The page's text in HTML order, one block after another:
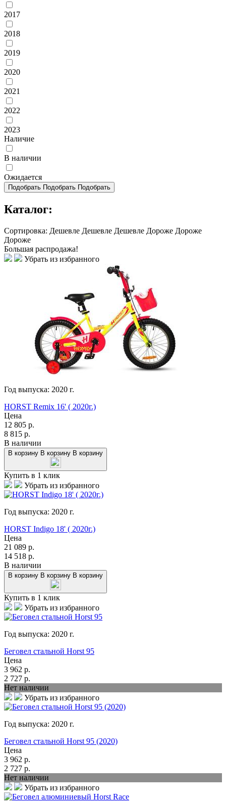
2017
2018
2019
2020
2021
2022
2023
Наличие
В наличии
Ожидается
Подобрать Подобрать Подобрать
Каталог:
Сортировка: Дешевле Дешевле Дешевле Дороже Дороже
Дороже
Большая распродажа!
Убрать из избранного
Год выпуска: 2020 г.
HORST Remix 16' ( 2020г.)
Цена
12 805 р.
8 815 р.
В наличии
В корзину В корзину В корзину
Купить в 1 клик
Убрать из избранного
Год выпуска: 2020 г.
HORST Indigo 18' ( 2020г.)
Цена
21 089 р.
14 518 р.
В наличии
В корзину В корзину В корзину
Купить в 1 клик
Убрать из избранного
Год выпуска: 2020 г.
Беговел стальной Horst 95
Цена
3 962 р.
2 727 р.
Нет наличии
Убрать из избранного
Год выпуска: 2020 г.
Беговел стальной Horst 95 (2020)
Цена
3 962 р.
2 727 р.
Нет наличии
Убрать из избранного